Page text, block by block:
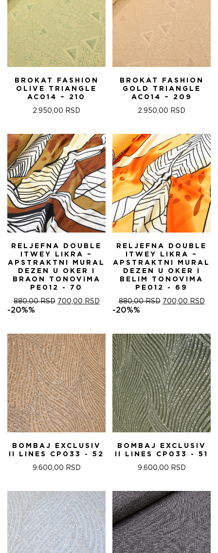
BROKAT FASHION
OLIVE TRIANGLE
AC014 – 210
2.950,00 RSD
BROKAT FASHION
GOLD TRIANGLE
AC014 – 209
2.950,00 RSD
RELJEFNA DOUBLE
ITWEY LIKRA –
APSTRAKTNI MURAL
DEZEN U OKER I
BRAON TONOVIMA
PE012 - 70
880,00RSD ОРИГИНАЛНА
880,00 RSD.
700,00 RSDТРЕНУТНА
ЦЕНА
-20%%
RELJEFNA DOUBLE
ITWEY LIKRA –
APSTRAKTNI MURAL
DEZEN U OKER I
BELIM TONOVIMA
PE012 - 69
880,00RSD ОРИГИНАЛНА
880,00 RSD.
700,00 RSD
-20%%
BOMBAJ EXCLUSIV
II LINES CP033 - 52
9.600,00 RSD
BOMBAJ EXCLUSIV
II LINES CP033 - 51
9.600,00 RSD